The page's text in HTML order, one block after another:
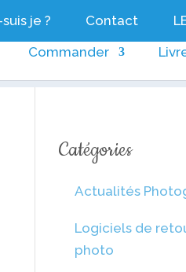
je ? Contact
Commander
Catégories
Actualités
Logiciels de
photo